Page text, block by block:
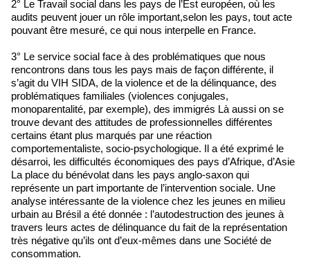
2° Le Travail social dans les pays de l’Est européen, où les
audits peuvent jouer un rôle important,selon les pays, tout acte
pouvant être mesuré, ce qui nous interpelle en France.
3° Le service social face à des problématiques que nous
rencontrons dans tous les pays mais de façon différente, il
s’agit du VIH SIDA, de la violence et de la délinquance, des
problématiques familiales (violences conjugales,
monoparentalité, par exemple), des immigrés Là aussi on se
trouve devant des attitudes de professionnelles différentes
certains étant plus marqués par une réaction
comportementaliste, socio-psychologique. Il a été exprimé le
désarroi, les difficultés économiques des pays d’Afrique, d’Asie
La place du bénévolat dans les pays anglo-saxon qui
représente un part importante de l’intervention sociale. Une
analyse intéressante de la violence chez les jeunes en milieu
urbain au Brésil a été donnée : l’autodestruction des jeunes à
travers leurs actes de délinquance du fait de la représentation
très négative qu’ils ont d’eux-mêmes dans une Société de
consommation.